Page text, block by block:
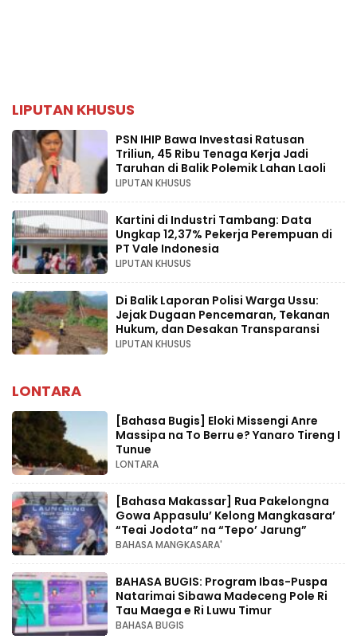
LIPUTAN KHUSUS
PSN IHIP Bawa Investasi Ratusan
Triliun, 45 Ribu Tenaga Kerja Jadi
Taruhan di Balik Polemik Lahan Laoli
LIPUTAN KHUSUS
Kartini di Industri Tambang: Data
Ungkap 12,37% Pekerja Perempuan di
PT Vale Indonesia
LIPUTAN KHUSUS
Di Balik Laporan Polisi Warga Ussu:
Jejak Dugaan Pencemaran, Tekanan
Hukum, dan Desakan Transparansi
LIPUTAN KHUSUS
LONTARA
[Bahasa Bugis] ‎Eloki Missengi Anre
Massipa na To Berru e? Yanaro Tireng I
Tunue
LONTARA
[Bahasa Makassar] Rua Pakelongna
Gowa Appasulu’ Kelong Mangkasara’
“Teai Jodota” na “Tepo’ Jarung”
BAHASA MANGKASARA'
BAHASA BUGIS: Program Ibas-Puspa
Natarimai Sibawa Madeceng Pole Ri
Tau Maega e Ri Luwu Timur
BAHASA BUGIS